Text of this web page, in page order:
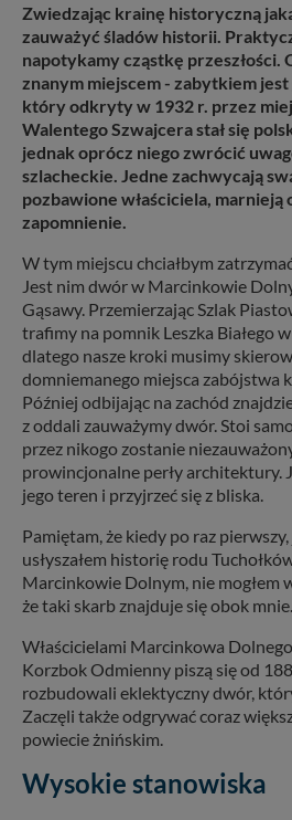
Zwiedzając krainę historyczną
zauważyć śladów historii.
napotykamy cząstkę przeszłości.
znanym miejscem - zabytkiem jest
który odkryty w 1932 r. przez
Walentego Szwajcera stał się
jednak oprócz niego zwrócić
szlacheckie. Jedne zachwycają
pozbawione właściciela, marnieją
zapomnienie.
W tym miejscu chciałbym
Jest nim dwór w Marcinkowie
Gąsawy. Przemierzając Szlak
trafimy na pomnik Leszka Białego
dlatego nasze kroki musimy
domniemanego miejsca zabójstwa
Później odbijając na zachód
z oddali zauważymy dwór. Stoi
przez nikogo zostanie
prowincjonalne perły architektury.
jego teren i przyjrzeć się z bliska.
Pamiętam, że kiedy po raz
usłyszałem historię rodu
Marcinkowie Dolnym, nie mogłem
że taki skarb znajduje się obok mnie.
Właścicielami Marcinkowa
Korzbok Odmienny piszą się od
rozbudowali eklektyczny dwór, który
Zaczęli także odgrywać coraz
powiecie żnińskim.
Wysokie stanowiska